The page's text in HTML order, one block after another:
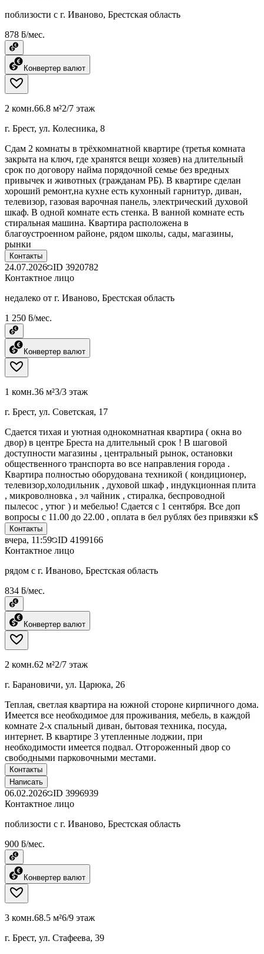
поблизости с г. Иваново, Брестская область
878 ƃ/мес.
Конвертер валют
2 комн.66.8 м²2/7 этаж
г. Брест, ул. Колесника, 8
Сдам 2 комнаты в трёхкомнатной квартире (третья комната
закрыта на ключ, где хранятся вещи хозяев) на длительный
срок по договору найма порядочной семье без вредных
привычек и животных (гражданам РБ). В квартире сделан
хороший ремонт,на кухне есть кухонный гарнитур, диван,
телевизор, газовая варочная панель, электрический духовой
шкаф. В одной комнате есть стенка. В ванной комнате есть
стиральная машина. Квартира расположена в
благоустроенном районе, рядом школы, сады, магазины,
рынки
Контакты
24.07.2026 ID 3920782
Контактное лицо
недалеко от г. Иваново, Брестская область
1 250 ƃ/мес.
Конвертер валют
1 комн.36 м²3/3 этаж
г. Брест, ул. Советская, 17
Сдается тихая и уютная однокомнатная квартира ( окна во
двор) в центре Бреста на длительный срок ! В шаговой
доступности магазины , центральный рынок, остановки
общественного транспорта во все направления города .
Квартира полностью оборудована техникой ( кондиционер,
телевизор,холодильник , духовой шкаф , индукционная плита
, микроволновка , эл чайник , стиралка, беспроводной
пылесос , утюг ) и мебелью! Сдается с 1 сентября. Все доп
вопросы с 11.00 до 22.00 , оплата в бел рублях без привязки к$
Контакты
вчера, 11:59 ID 4199166
Контактное лицо
рядом с г. Иваново, Брестская область
834 ƃ/мес.
Конвертер валют
2 комн.62 м²2/7 этаж
г. Барановичи, ул. Царюка, 26
Теплая, светлая квартира на южной стороне кирпичного дома.
Имеется все необходимое для проживания, мебель, в каждой
комнате 2-х спальный диван, бытовая техника, посуда,
интернет. В квартире 3 утепленные лоджии, при
необходимости имеется подвал. Отгороженный двор со
свободными парковочными местами.
Контакты
Написать
06.02.2026 ID 3996939
Контактное лицо
поблизости с г. Иваново, Брестская область
900 ƃ/мес.
Конвертер валют
3 комн.68.5 м²6/9 этаж
г. Брест, ул. Стафеева, 39